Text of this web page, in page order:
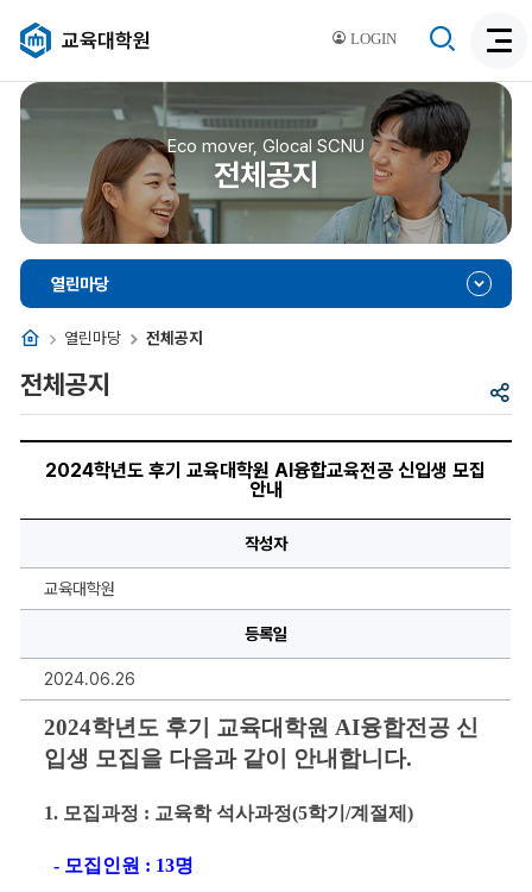
LOGIN
교육대학원
색
활
성
색
Eco mover, Glocal SCNU
전체공지
홈 열린마당 전체공지
열린마당
공
전체공지
후
육
육
2024학년도 후기 교육대학원 AI융합교육전공 신입생 모집
안내
작성자
교육대학원
등록일
2024.06.26
2024학년도 후기 교육대학원 AI융합전공 신
입생 모집을 다음과 같이 안내합니다.
1. 모집과정 : 교육학 석사과정(5학기 /계절제 )
- 모집인원 : 13명